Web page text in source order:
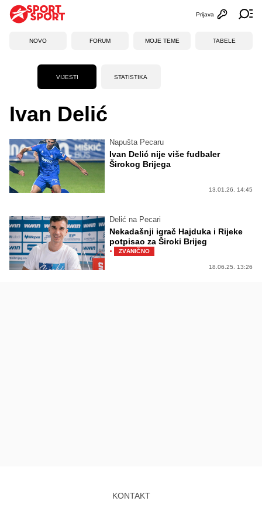
Otvori
Prijava
NOVO FORUM MOJE TEME TABELE
VIJESTI STATISTIKA
Ivan Delić
Napušta Pecaru
Ivan Delić nije više fudbaler
Širokog Brijega
13.01.26. 14:45
Delić na Pecari
Nekadašnji igrač Hajduka i Rijeke
potpisao za Široki Brijeg
· ZVANIČNO
18.06.25. 13:26
KONTAKT